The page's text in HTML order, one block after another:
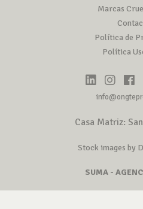
Marcas
Política de
Política
Casa Matriz:
Stock images by
SUMA -